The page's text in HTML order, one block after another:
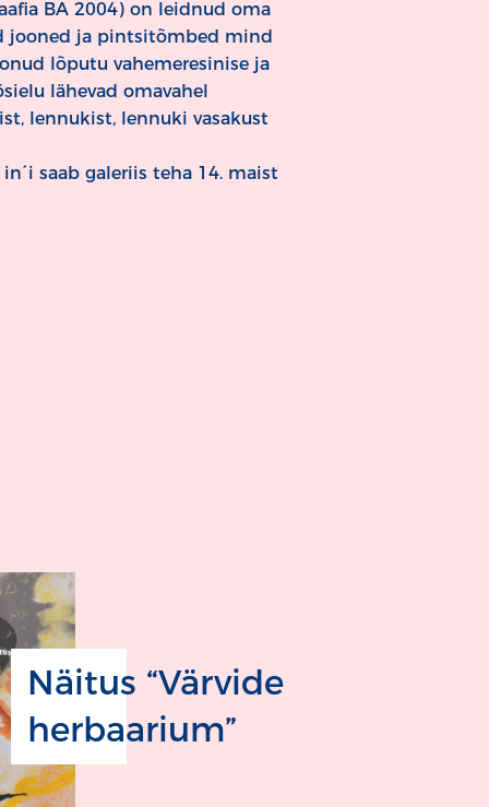
BA 2004) on leidnud oma
jooned ja pintsitõmbed mind
lõputu vahemeresinise ja
lähevad omavahel
lennukist, lennuki vasakust
saab galeriis teha 14. maist
Näitus “Värvide
herbaarium”